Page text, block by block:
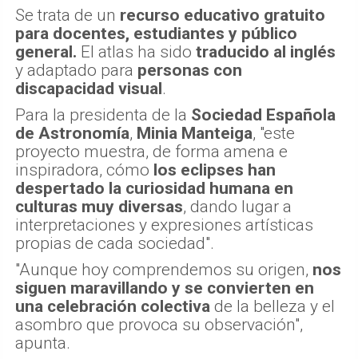
Se trata de un recurso educativo gratuito
para docentes, estudiantes y público
general. El atlas ha sido traducido al inglés
y adaptado para personas con
discapacidad visual .
Para la presidenta de la Sociedad Española
de Astronomía, Minia Manteiga, "este
proyecto muestra, de forma amena e
inspiradora, cómo los eclipses han
despertado la curiosidad humana en
culturas muy diversas, dando lugar a
interpretaciones y expresiones artísticas
propias de cada sociedad".
"Aunque hoy comprendemos su origen, nos
siguen maravillando y se convierten en
una celebración colectiva de la belleza y el
asombro que provoca su observación",
apunta.